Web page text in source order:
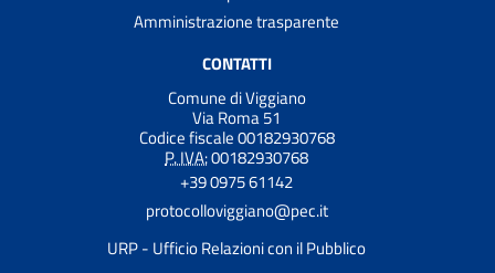
Amministrazione trasparente
CONTATTI
Comune di Viggiano
Via Roma 51
Codice fiscale 00182930768
P. IVA:00182930768
+39 0975 61142
protocolloviggiano@pec.it
URP - Ufficio Relazioni con il Pubblico